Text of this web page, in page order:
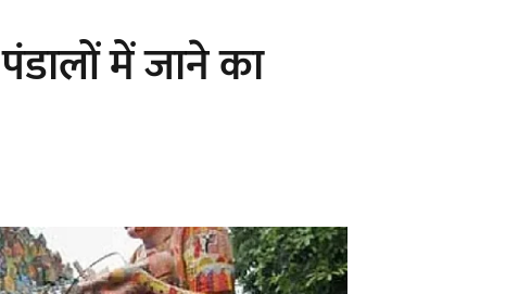
में जाने का